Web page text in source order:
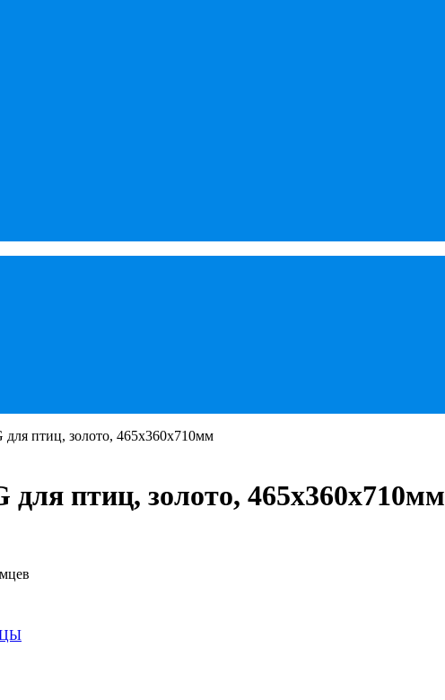
для птиц, золото, 465х360х710мм
для птиц, золото, 465х360х710мм